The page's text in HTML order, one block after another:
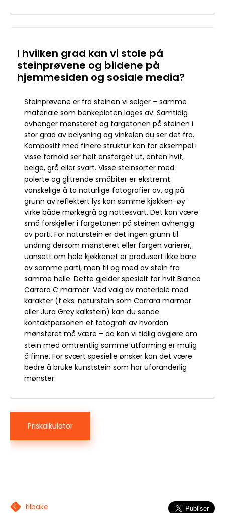
I hvilken grad kan vi stole på
steinprøvene og bildene på
hjemmesiden og sosiale media?
Steinprøvene er fra steinen vi selger – samme
materiale som benkeplaten lages av. Samtidig
avhenger mønsteret og fargetonen på steinen i
stor grad av belysning og vinkelen du ser det fra.
Kompositt med finere struktur kan for eksempel i
visse forhold ser helt ensfarget ut, enten hvit,
beige, grå eller svart. Visse steinsorter med
polerte og glitrende småbiter er ekstremt
vanskelige å ta naturlige fotografier av, og på
grunn av reflektert lys kan samme kjøkken-øy
virke både mørkegrå og nattesvart. Det kan være
små forskjeller i fargetonen på steinen avhengig
av parti. For naturstein er det ingen grunn til
undring dersom mønsteret eller fargen varierer,
uansett om hele kjøkkenet er produsert ikke bare
av samme parti, men til og med av stein fra
samme helle. Dette gjelder spesielt for hvit Bianco
Carrara C marmor. Ved valg av materiale med
karakter (f.eks. naturstein som Carrara marmor
eller Jura Grey kalkstein) kan du sende
kontaktpersonen et fotografi av hvordan
mønsteret må være – da kan vi tidlig avgjøre om
stein med omtrentlig samme utforming er mulig
å finne. For svært spesielle ønsker kan det være
bedre å bruke kunststein som har uforanderlig
mønster.
Priskalkulator
tilbake